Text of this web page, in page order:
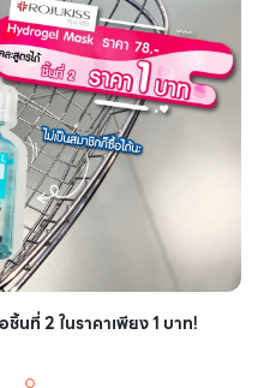
นที่ 2 ในราคาเพียง 1 บาท!